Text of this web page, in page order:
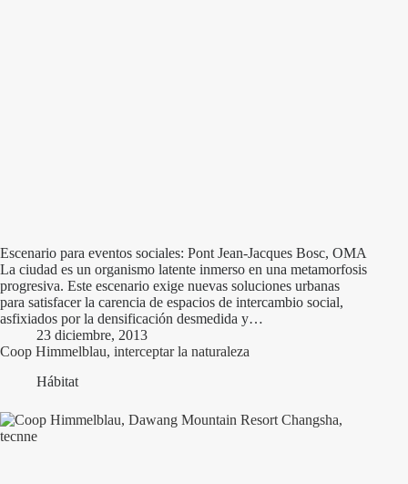
Escenario para eventos sociales: Pont Jean-Jacques Bosc, OMA
La ciudad es un organismo latente inmerso en una metamorfosis
progresiva. Este escenario exige nuevas soluciones urbanas
para satisfacer la carencia de espacios de intercambio social,
asfixiados por la densificación desmedida y…
23 diciembre, 2013
Coop Himmelblau, interceptar la naturaleza
Hábitat